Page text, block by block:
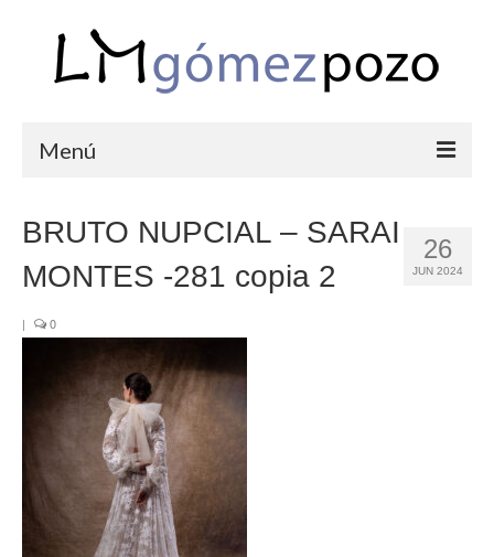
Menú
CORPORATIVAS
SEMANA SANTA
BLOG
SOBRE LM
CONTACTO
26
JUN 2024
BRUTO NUPCIAL – SARAI
MONTES -281 copia 2
| 0